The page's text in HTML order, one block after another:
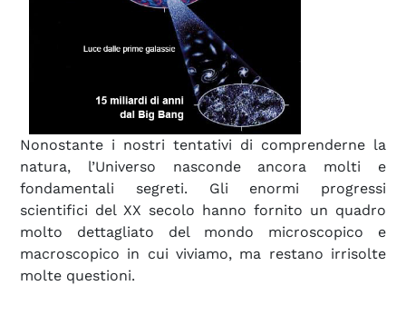
Nonostante i nostri tentativi di comprenderne la
natura, l’Universo nasconde ancora molti e
fondamentali segreti. Gli enormi progressi
scientifici del XX secolo hanno fornito un quadro
molto dettagliato del mondo microscopico e
macroscopico in cui viviamo, ma restano irrisolte
molte questioni.